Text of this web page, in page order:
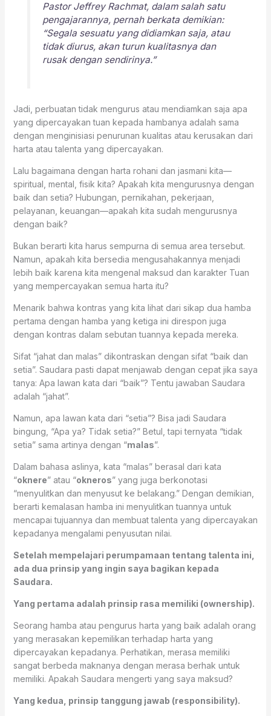
Pastor Jeffrey Rachmat, dalam salah satu
pengajarannya, pernah berkata demikian:
“Segala sesuatu yang didiamkan saja, atau
tidak diurus, akan turun kualitasnya dan
rusak dengan sendirinya.”
Jadi, perbuatan tidak mengurus atau mendiamkan saja apa
yang dipercayakan tuan kepada hambanya adalah sama
dengan menginisiasi penurunan kualitas atau kerusakan dari
harta atau talenta yang dipercayakan.
Lalu bagaimana dengan harta rohani dan jasmani kita—
spiritual, mental, fisik kita? Apakah kita mengurusnya dengan
baik dan setia? Hubungan, pernikahan, pekerjaan,
pelayanan, keuangan—apakah kita sudah mengurusnya
dengan baik?
Bukan berarti kita harus sempurna di semua area tersebut.
Namun, apakah kita bersedia mengusahakannya menjadi
lebih baik karena kita mengenal maksud dan karakter Tuan
yang mempercayakan semua harta itu?
Menarik bahwa kontras yang kita lihat dari sikap dua hamba
pertama dengan hamba yang ketiga ini direspon juga
dengan kontras dalam sebutan tuannya kepada mereka.
Sifat “jahat dan malas” dikontraskan dengan sifat “baik dan
setia”. Saudara pasti dapat menjawab dengan cepat jika saya
tanya: Apa lawan kata dari “baik”? Tentu jawaban Saudara
adalah “jahat”.
Namun, apa lawan kata dari “setia”? Bisa jadi Saudara
bingung, “Apa ya? Tidak setia?” Betul, tapi ternyata “tidak
setia” sama artinya dengan “malas”.
Dalam bahasa aslinya, kata “malas” berasal dari kata
“oknere” atau “okneros” yang juga berkonotasi
“menyulitkan dan menyusut ke belakang.” Dengan demikian,
berarti kemalasan hamba ini menyulitkan tuannya untuk
mencapai tujuannya dan membuat talenta yang dipercayakan
kepadanya mengalami penyusutan nilai.
Setelah mempelajari perumpamaan tentang talenta ini,
ada dua prinsip yang ingin saya bagikan kepada
Saudara.
Yang pertama adalah prinsip rasa memiliki (ownership).
Seorang hamba atau pengurus harta yang baik adalah orang
yang merasakan kepemilikan terhadap harta yang
dipercayakan kepadanya. Perhatikan, merasa memiliki
sangat berbeda maknanya dengan merasa berhak untuk
memiliki. Apakah Saudara mengerti yang saya maksud?
Yang kedua, prinsip tanggung jawab (responsibility).